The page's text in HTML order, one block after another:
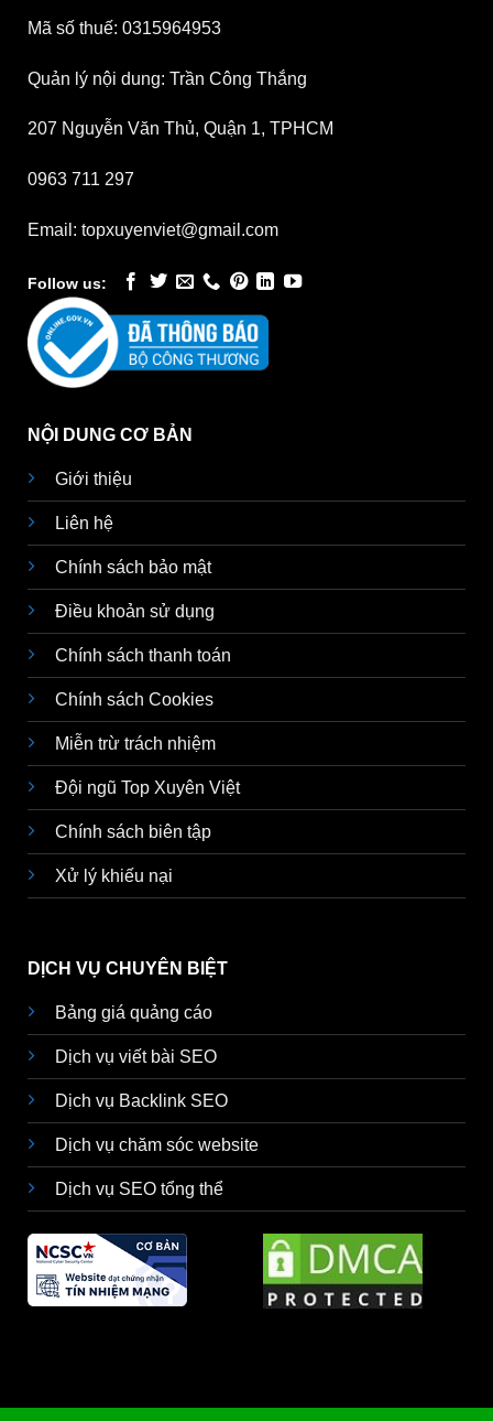
Mã số thuế: 0315964953
Quản lý nội dung: Trần Công Thắng
207 Nguyễn Văn Thủ, Quận 1, TPHCM
0963 711 297
Email: topxuyenviet@gmail.com
Follow us:
NỘI DUNG CƠ BẢN
Giới thiệu
Liên hệ
Chính sách bảo mật
Điều khoản sử dụng
Chính sách thanh toán
Chính sách Cookies
Miễn trừ trách nhiệm
Đội ngũ Top Xuyên Việt
Chính sách biên tập
Xử lý khiếu nại
DỊCH VỤ CHUYÊN BIỆT
Bảng giá quảng cáo
Dịch vụ viết bài SEO
Dịch vụ Backlink SEO
Dịch vụ chăm sóc website
Dịch vụ SEO tổng thể